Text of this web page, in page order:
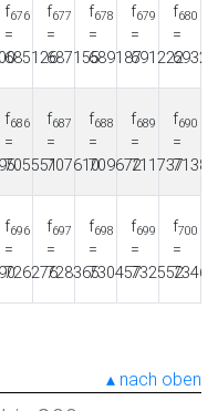
f676
=
685126
f677
=
687155
f678
=
689187
f679
=
691222
f680
=
f686
=
705551
f687
=
707610
f688
=
709672
f689
=
711737
f690
=
f696
=
726276
f697
=
728365
f698
=
730457
f699
=
732552
f700
=
nach oben